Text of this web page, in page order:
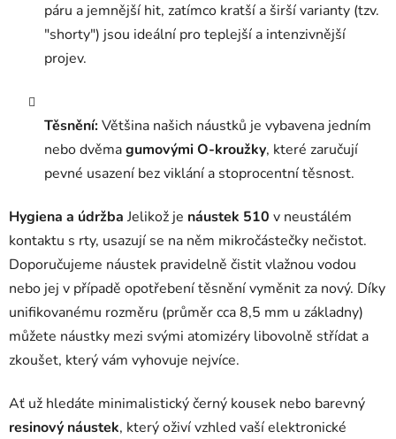
páru a jemnější hit, zatímco kratší a širší varianty (tzv.
"shorty") jsou ideální pro teplejší a intenzivnější
projev.
Těsnění:Většina našich náustků je vybavena jedním
nebo dvěmagumovými O-kroužky, které zaručují
pevné usazení bez viklání a stoprocentní těsnost.
Hygiena a údržba Jelikož je náustek 510 v neustálém
kontaktu s rty, usazují se na něm mikročástečky nečistot.
Doporučujeme náustek pravidelně čistit vlažnou vodou
nebo jej v případě opotřebení těsnění vyměnit za nový. Díky
unifikovanému rozměru (průměr cca 8,5 mm u základny)
můžete náustky mezi svými atomizéry libovolně střídat a
zkoušet, který vám vyhovuje nejvíce.
Ať už hledáte minimalistický černý kousek nebo barevný
resinový náustek, který oživí vzhled vaší elektronické